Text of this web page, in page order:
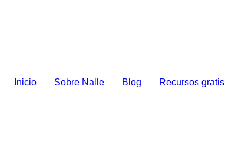
Inicio Sobre Nalle Blog Recursos gratis